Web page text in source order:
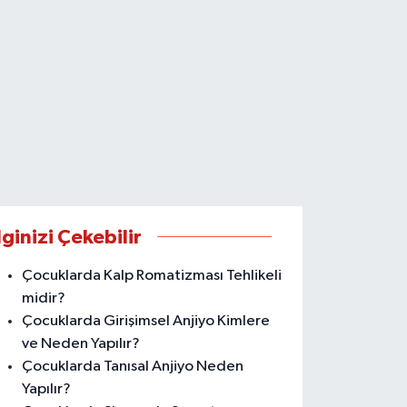
Çekebilir
Çocuklarda Kalp Romatizması Tehlikeli
midir?
Çocuklarda Girişimsel Anjiyo Kimlere
ve Neden Yapılır?
Çocuklarda Tanısal Anjiyo Neden
Yapılır?